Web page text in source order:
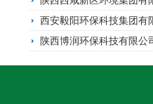
西安毅阳环保科技集团有
陕西博润环保科技有限公